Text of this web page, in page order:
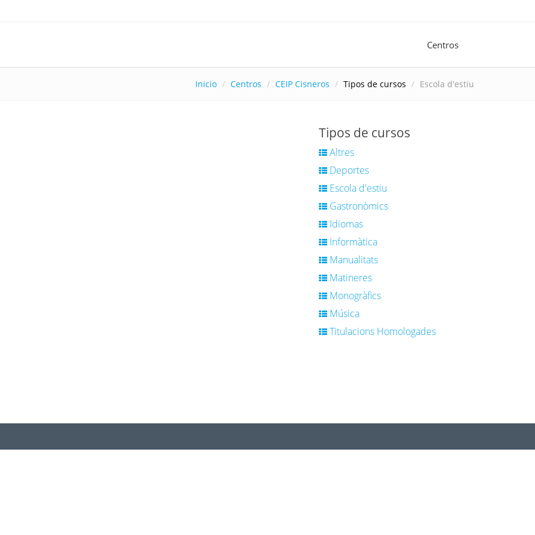
Centros
Inicio Centros CEIP Cisneros Tipos de cursos Escola d'estiu
Tipos de cursos
Altres
Deportes
Escola d'estiu
Gastronòmics
Idiomas
Informàtica
Manualitats
Matineres
Monogràfics
Música
Titulacions Homologades